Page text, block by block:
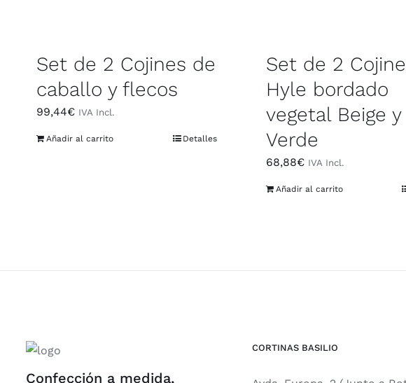
Set de 2 Cojines de
caballo y flecos
99,44€ IVA Incl.
Añadir al carrito Detalles
Set de 2
Hyle bordado
vegetal Beige y
Verde
68,88€ IVA Incl.
Añadir al carrito
Confección a medida,
CORTINAS BASILIO